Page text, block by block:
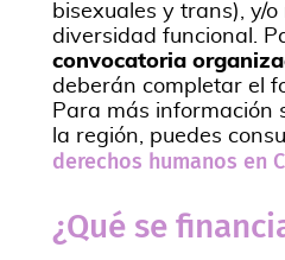
bisexuales y trans), y/o
diversidad funcional.
convocatoria
deberán completar el
Para más información
la región, puedes
derechos humanos en
¿Qué se